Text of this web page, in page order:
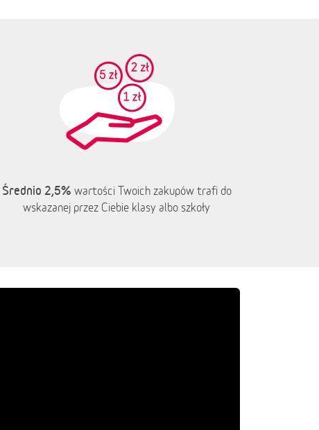
Średnio 2,5% wartości Twoich zakupów trafi do
wskazanej przez Ciebie klasy albo szkoły